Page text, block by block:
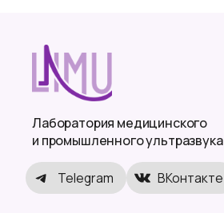
Лаборатория медицинского
и промышленного ультразвука
Telegram ВКонтакте